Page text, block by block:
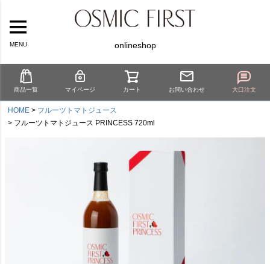
MENU onlineshop
商品一覧 マイページ カート お問い合わせ 大口注文
HOME
フルーツトマトジュース
フルーツトマトジュース PRINCESS 720ml